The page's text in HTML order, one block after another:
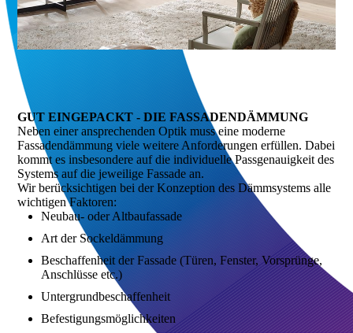
GUT EINGEPACKT - DIE FASSADENDÄMMUNG
Neben einer ansprechenden Optik muss eine moderne
Fassadendämmung viele weitere Anforderungen erfüllen. Dabei
kommt es insbesondere auf die individuelle Passgenauigkeit des
Systems auf die jeweilige Fassade an.
Wir berücksichtigen bei der Konzeption des Dämmsystems alle
wichtigen Faktoren:
Neubau- oder Altbaufassade
Art der Sockeldämmung
Beschaffenheit der Fassade (Türen, Fenster, Vorsprünge,
Anschlüsse etc.)
Untergrundbeschaffenheit
Befestigungsmöglichkeiten